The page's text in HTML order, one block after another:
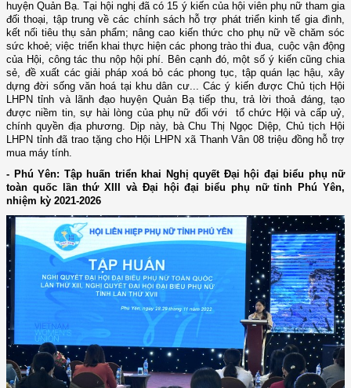
huyện Quản Bạ. Tại hội nghị đã có 15 ý kiến của hội viên phụ nữ tham gia
đối thoại, tập trung về các chính sách hỗ trợ phát triển kinh tế gia đình,
kết nối tiêu thụ sản phẩm; nâng cao kiến thức cho phụ nữ về chăm sóc
sức khoẻ; việc triển khai thực hiện các phong trào thi đua, cuộc vận động
của Hội, công tác thu nộp hội phí. Bên cạnh đó, một số ý kiến cũng chia
sẻ, đề xuất các giải pháp xoá bỏ các phong tục, tập quán lạc hậu, xây
dựng đời sống văn hoá tại khu dân cư... Các ý kiến được Chủ tịch Hội
LHPN tỉnh và lãnh đạo huyện Quản Bạ tiếp thu, trả lời thoả đáng, tạo
được niềm tin, sự hài lòng của phụ nữ đối với tổ chức Hội và cấp uỷ,
chính quyền địa phương. Dịp này, bà Chu Thị Ngọc Diệp, Chủ tịch Hội
LHPN tỉnh đã trao tặng cho Hội LHPN xã Thanh Vân 08 triệu đồng hỗ trợ
mua máy tính.
- Phú Yên: Tập huấn triển khai Nghị quyết Đại hội đại biểu phụ nữ
toàn quốc lần thứ XIII và Đại hội đại biểu phụ nữtỉnh Phú Yên,
nhiệm kỳ 2021-2026